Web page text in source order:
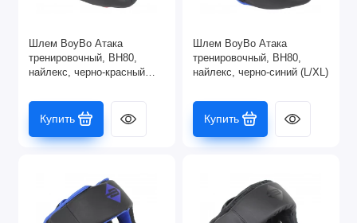
Шлем BoyBo Атака
тренировочный, BH80,
найлекс, черно-красный
Купить
Шлем BoyBo Атака
тренировочный, BH80,
найлекс, черно-синий (L/XL)
Купить